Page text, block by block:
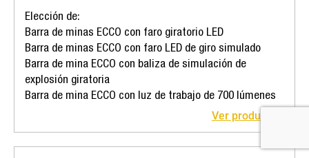
Elección de:
Barra de minas ECCO con faro giratorio LED
Barra de minas ECCO con faro LED de giro simulado
Barra de mina ECCO con baliza de simulación de
explosión giratoria
Barra de mina ECCO con luz de trabajo de 700 lúmenes
Ver producto >